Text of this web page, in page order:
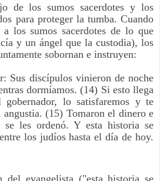
de los sumos sacerdotes y los
para proteger la tumba. Cuando
los sumos sacerdotes de lo que
y un ángel que la custodia), los
sobornan e instruyen:
Sus discípulos vinieron de noche
dormíamos. (14) Si esto llega
lo satisfaremos y te
(15) Tomaron el dinero e
les ordenó. Y esta historia se
los judíos hasta el día de hoy.
del evangelista ("esta historia se